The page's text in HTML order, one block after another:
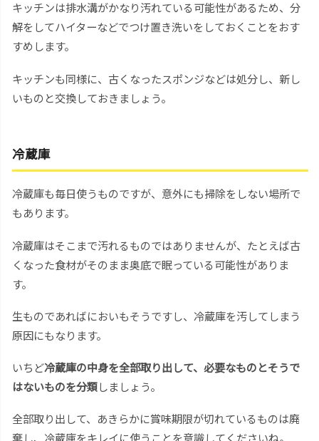
キッチンは排水溝がかなり汚れている可能性があるため、分
解をしてハイターなどでつけ置き洗いをしておくことをおす
すめします。
キッチンも同様に、古くなったスポンジなどは処分し、新し
いものと交換しておきましょう。
冷蔵庫
冷蔵庫も毎日使うものですが、意外にも掃除をしない場所で
もあります。
冷蔵庫はそこまで汚れるものではありませんが、たとえば古
くなった食材がそのまま奥底で眠っている可能性がありま
す。
生ものであればにおいもそうですし、冷蔵庫を汚してしまう
原因にもなります。
いちど冷蔵庫の中身を全部取り出して、必要なものとそうで
はないものを分類しましょう。
全部取り出して、あきらかに賞味期限が切れているものは廃
棄し、冷蔵庫をキレイに使うことを意識してくださいね。